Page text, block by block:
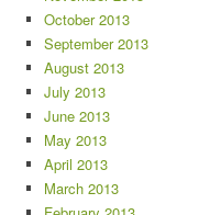
October 2013
September 2013
August 2013
July 2013
June 2013
May 2013
April 2013
March 2013